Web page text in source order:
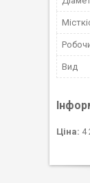
Вид
Ціна: 4